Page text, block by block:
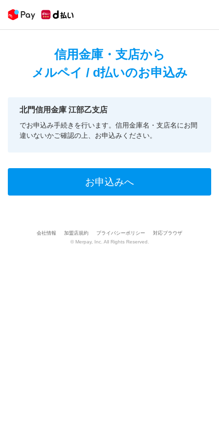
信用金庫・支店から
メルペイ / d払いのお申込み
北門信用金庫 江部乙支店
でお申込み手続きを行います。信用金庫名・支店名にお間
違いないかご確認の上、お申込みください。
お申込みへ
会社情報 加盟店規約 プライバシーポリシー
対応ブラウザ
© Merpay, Inc. All Rights Reserved.